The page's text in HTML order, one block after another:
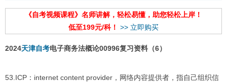
《自考视频课程》名师讲解，轻松易懂，助您轻松上岸！
低至199元/科！ >> 立即购买
2024天津自考电子商务法概论00996复习资料（6）
53.ICP：internet content provider，网络内容提供者，指自己组织信